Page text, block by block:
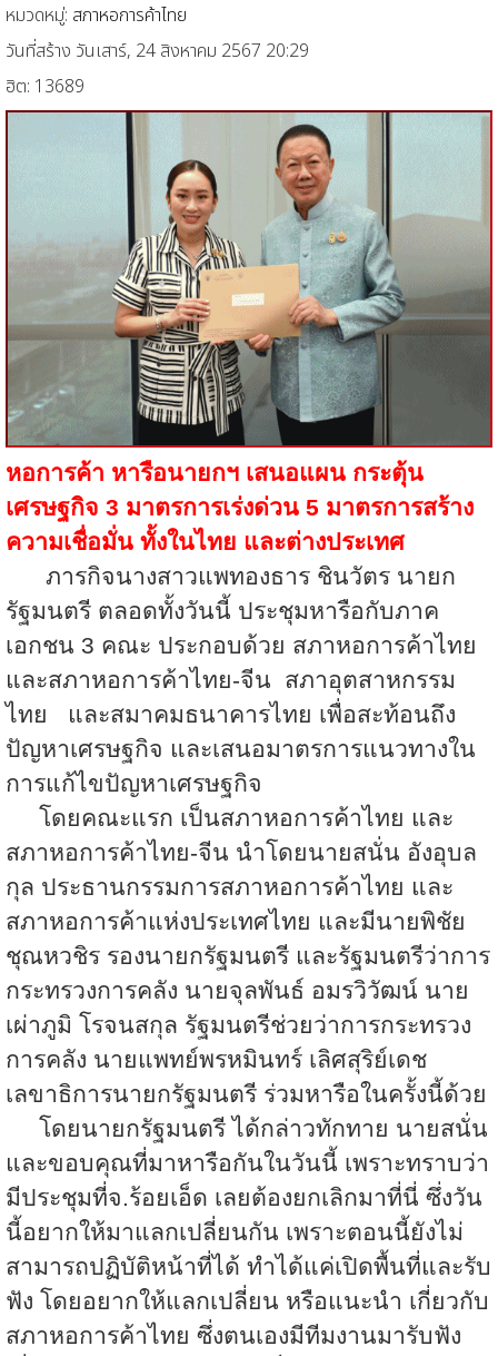
หมวดหมู่: สภาหอการค้าไทย
วันที่สร้าง วันเสาร์, 24 สิงหาคม 2567 20:29
ฮิต: 13689
หอการค้า หารือนายกฯ เสนอแผน กระตุ้น
เศรษฐกิจ 3 มาตรการเร่งด่วน 5 มาตรการสร้าง
ความเชื่อมั่น ทั้งในไทย และต่างประเทศ
ภารกิจนางสาวแพทองธาร ชินวัตร นายก
รัฐมนตรี ตลอดทั้งวันนี้ ประชุมหารือกับภาค
เอกชน 3 คณะ ประกอบด้วย สภาหอการค้าไทย
และสภาหอการค้าไทย-จีน สภาอุตสาหกรรม
ไทย และสมาคมธนาคารไทย เพื่อสะท้อนถึง
ปัญหาเศรษฐกิจ และเสนอมาตรการแนวทางใน
การแก้ไขปัญหาเศรษฐกิจ
โดยคณะแรก เป็นสภาหอการค้าไทย และ
สภาหอการค้าไทย-จีน นำโดยนายสนั่น อังอุบล
กุล ประธานกรรมการสภาหอการค้าไทย และ
สภาหอการค้าแห่งประเทศไทย และมีนายพิชัย
ชุณหวชิร รองนายกรัฐมนตรี และรัฐมนตรีว่าการ
กระทรวงการคลัง นายจุลพันธ์ อมรวิวัฒน์ นาย
เผ่าภูมิ โรจนสกุล รัฐมนตรีช่วยว่าการกระทรวง
การคลัง นายแพทย์พรหมินทร์ เลิศสุริย์เดช
เลขาธิการนายกรัฐมนตรี ร่วมหารือในครั้งนี้ด้วย
โดยนายกรัฐมนตรี ได้กล่าวทักทาย นายสนั่น
และขอบคุณที่มาหารือกันในวันนี้ เพราะทราบว่า
มีประชุมที่จ.ร้อยเอ็ด เลยต้องยกเลิกมาที่นี่ ซึ่งวัน
นี้อยากให้มาแลกเปลี่ยนกัน เพราะตอนนี้ยังไม่
สามารถปฏิบัติหน้าที่ได้ ทำได้แค่เปิดพื้นที่และรับ
ฟัง โดยอยากให้แลกเปลี่ยน หรือแนะนำ เกี่ยวกับ
สภาหอการค้าไทย ซึ่งตนเองมีทีมงานมารับฟัง